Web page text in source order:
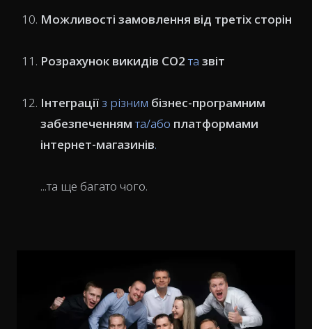
Можливості замовлення від третіх сторін
Розрахунок викидів CO2та звіт
Інтеграції з різним бізнес-програмним
забезпеченнямта/або платформами
інтернет-магазинів.
...та ще багато чого.